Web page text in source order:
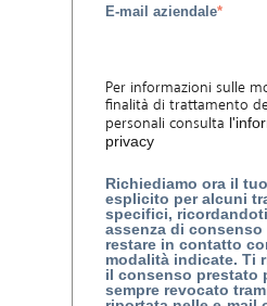
E-mail aziendale*
Per informazioni sulle
finalità di trattamento
personali consulta
privacy
Richiediamo ora il
esplicito per alcuni
specifici,
assenza di
restare in contatto
modalità indicate. Ti
il consenso prestato
sempre revocato